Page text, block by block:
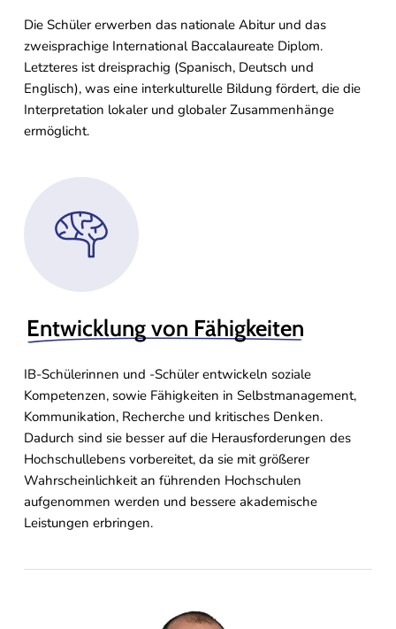
Die Schüler erwerben das nationale Abitur und das
zweisprachige International Baccalaureate Diplom.
Letzteres ist dreisprachig (Spanisch, Deutsch und
Englisch), was eine interkulturelle Bildung fördert, die die
Interpretation lokaler und globaler Zusammenhänge
ermöglicht.
Entwicklung von Fähigkeiten
IB-Schülerinnen und -Schüler entwickeln soziale
Kompetenzen, sowie Fähigkeiten in Selbstmanagement,
Kommunikation, Recherche und kritisches Denken.
Dadurch sind sie besser auf die Herausforderungen des
Hochschullebens vorbereitet, da sie mit größerer
Wahrscheinlichkeit an führenden Hochschulen
aufgenommen werden und bessere akademische
Leistungen erbringen.